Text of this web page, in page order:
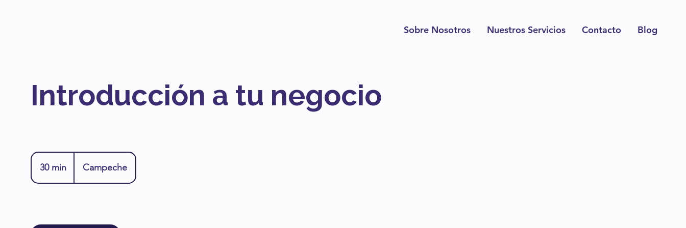
Sobre Nosotros Nuestros Servicios Contacto Blog
Introducción a tu negocio
30 min
0
i
Campeche